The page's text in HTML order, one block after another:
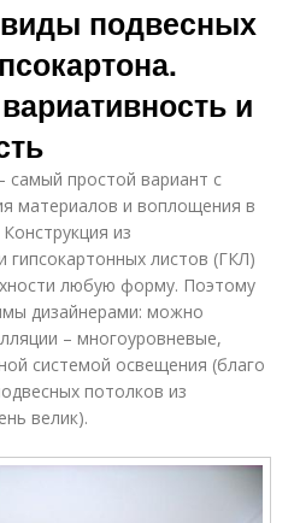
Потолки в квартире
Потолки в гостиной и
подвесных
и
самый простой вариант с
материалов и воплощения в
из
гипсокартонных листов (ГКЛ)
любую форму. Поэтому
дизайнерами: можно
– многоуровневые,
системой освещения (благо
потолков из
велик).